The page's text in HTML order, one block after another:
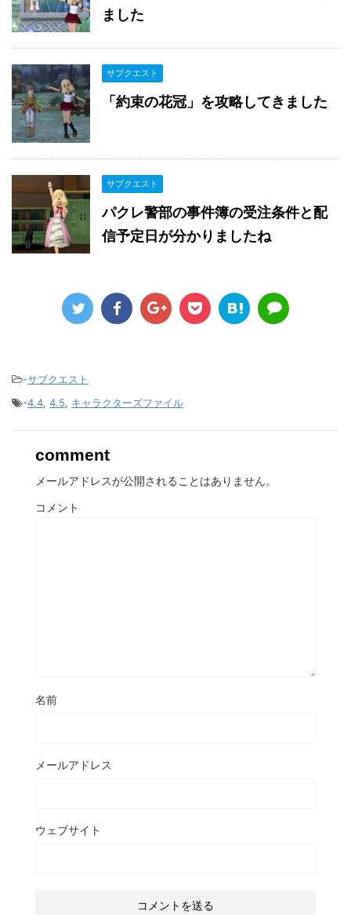
ました
サブクエスト
「約束の花冠」を攻略してきました
サブクエスト
パクレ警部の事件簿の受注条件と配
信予定日が分かりましたね
-サブクエスト
-4.4, 4.5, キャラクターズファイル
comment
メールアドレスが公開されることはありません。
コメント
名前
メールアドレス
ウェブサイト